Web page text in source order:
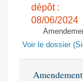
dépôt :
08/06/2024
Voir le dossier